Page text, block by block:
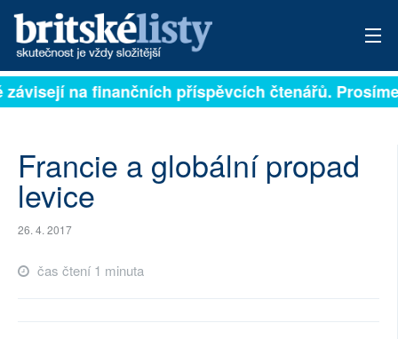
PŘIHLÁSIT
ARCHIV
na finančních příspěvcích čtenářů.
Francie a globální propad
levice
26. 4. 2017
čas čtení 1 minuta